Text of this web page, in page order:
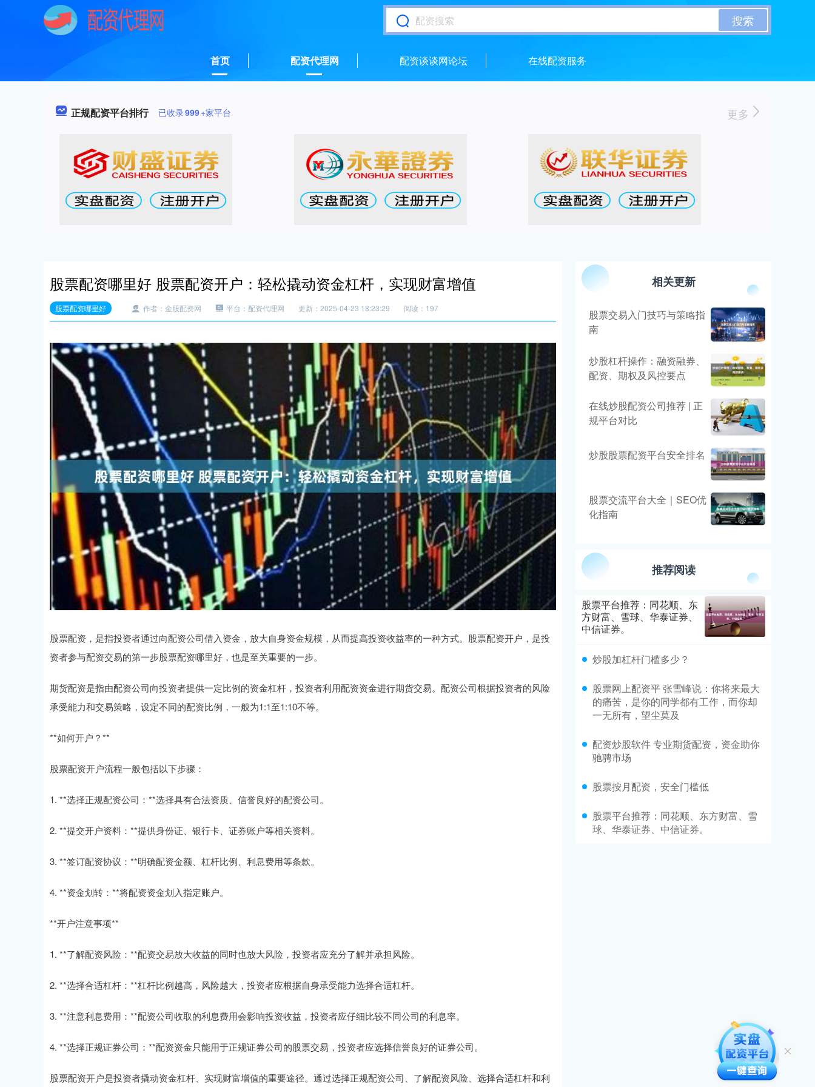
搜索
首页 配资代理网 配资谈谈网论坛 在线配资服务
正规配资平台排行 已收录999+家平台 更多
股票配资哪里好 股票配资开户：轻松撬动资金杠杆，实现财富增值
股票配资哪里好 作者：金股配资网 平台：配资代理网 更新：2025-04-23 18:23:29 阅读：197
股票配资，是指投资者通过向配资公司借入资金，放大自身资金规模，从而提高投资收益率的一种方式。股票配资开户，是投
资者参与配资交易的第一步股票配资哪里好，也是至关重要的一步。
期货配资是指由配资公司向投资者提供一定比例的资金杠杆，投资者利用配资资金进行期货交易。配资公司根据投资者的风险
承受能力和交易策略，设定不同的配资比例，一般为1:1至1:10不等。
**如何开户？**
股票配资开户流程一般包括以下步骤：
1. **选择正规配资公司：**选择具有合法资质、信誉良好的配资公司。
2. **提交开户资料：**提供身份证、银行卡、证券账户等相关资料。
3. **签订配资协议：**明确配资金额、杠杆比例、利息费用等条款。
4. **资金划转：**将配资资金划入指定账户。
**开户注意事项**
1. **了解配资风险：**配资交易放大收益的同时也放大风险，投资者应充分了解并承担风险。
2. **选择合适杠杆：**杠杆比例越高，风险越大，投资者应根据自身承受能力选择合适杠杆。
3. **注意利息费用：**配资公司收取的利息费用会影响投资收益，投资者应仔细比较不同公司的利息率。
4. **选择正规证券公司：**配资资金只能用于正规证券公司的股票交易，投资者应选择信誉良好的证券公司。
股票配资开户是投资者撬动资金杠杆、实现财富增值的重要途径。通过选择正规配资公司、了解配资风险、选择合适杠杆和利
相关更新
股票交易入门技巧与策略指
南
炒股杠杆操作：融资融券、
配资、期权及风控要点
在线炒股配资公司推荐 | 正
规平台对比
炒股股票配资平台安全排名
股票交流平台大全｜SEO优
化指南
推荐阅读
股票平台推荐：同花顺、东
方财富、雪球、华泰证券、
中信证券。
炒股加杠杆门槛多少？
股票网上配资平 张雪峰说：你将来最大
的痛苦，是你的同学都有工作，而你却
一无所有，望尘莫及
配资炒股软件 专业期货配资，资金助你
驰骋市场
股票按月配资，安全门槛低
股票平台推荐：同花顺、东方财富、雪
球、华泰证券、中信证券。